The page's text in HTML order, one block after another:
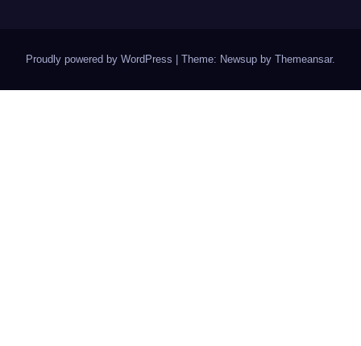
Proudly powered by WordPress Theme: Newsup by Themeansar.